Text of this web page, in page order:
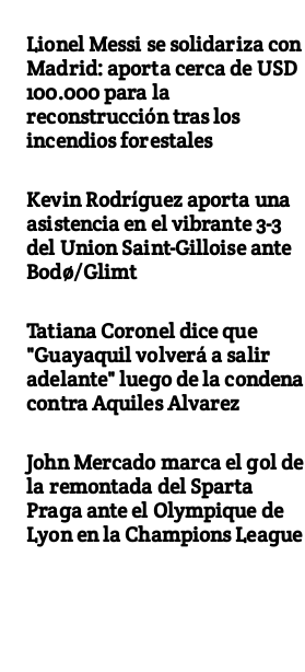
Lionel Messi se solidariza con
Madrid: aporta cerca de USD
100.000 para la
reconstrucción tras los
incendios forestales
Kevin Rodríguez aporta una
asistencia en el vibrante 3-3
del Union Saint-Gilloise ante
Bodø/Glimt
Tatiana Coronel dice que
"Guayaquil volverá a salir
adelante" luego de la condena
contra Aquiles Alvarez
John Mercado marca el gol de
la remontada del Sparta
Praga ante el Olympique de
Lyon en la Champions League